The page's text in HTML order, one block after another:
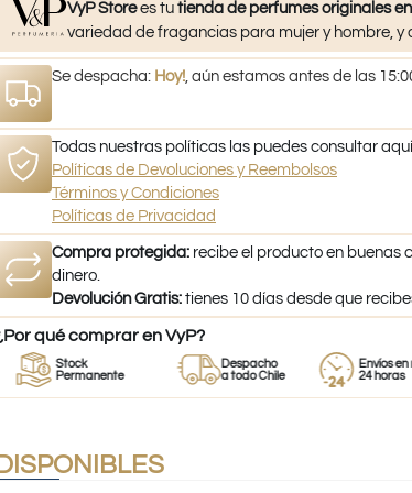
VyP Storees tutienda de perfumes originales
variedad de fragancias para mujer y hombre, y
Se despacha: Hoy! , aún estamos antes de las
Todas nuestras políticas las puedes consultar
Políticas de Devoluciones y Reembolsos
Términos y Condiciones
Políticas de Privacidad
Compra protegida: recibe el producto en buenas
dinero.
Devolución Gratis: tienes 10 días desde que
qué comprar en VyP?
Stock
Permanente
Despacho
a todo Chile
Envíos en menos de
24 horas